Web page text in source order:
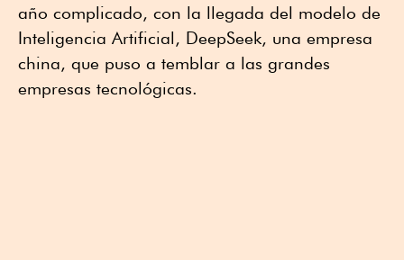
año complicado, con la llegada del modelo de
Inteligencia Artificial, DeepSeek, una empresa
china, que puso a temblar a las grandes
empresas tecnológicas.